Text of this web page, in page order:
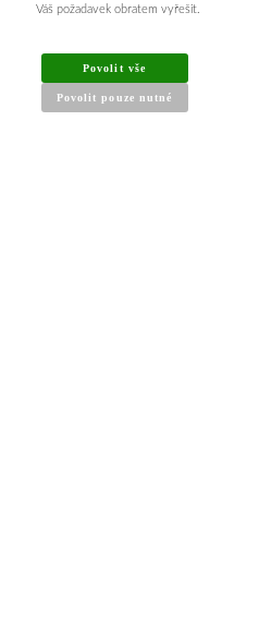
Váš požadavek obratem vyřešit.
Povolit vše
Povolit pouze nutné